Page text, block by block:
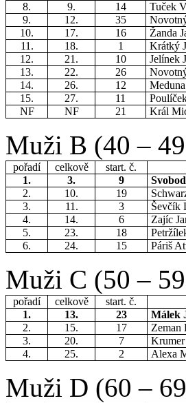
8.
9. 14 Tuček
9.
12. 35
10.
17. 16 Žanda
11.
18. 1 Krátký
12.
21. 10 Jelínek
13.
22. 26
14.
26. 12
15.
27. 11
NF
NF 21 Král
Muži B (40 –
pořadí celkově start. č.
1.
3. 9
2.
10. 19
3.
11. 3 Ševčík
4.
14. 6 Zajíc
5.
23. 18
6.
24. 15 Páriš
Muži C (50 –
pořadí celkově start. č.
1.
13. 23 Málek
2.
15. 17 Zeman
3.
20. 7
4.
25. 2 Alexa
Muži D (60 –